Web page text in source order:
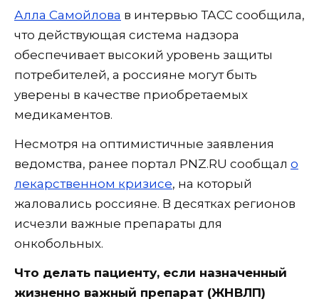
Алла Самойлова в интервью ТАСС сообщила,
что действующая система надзора
обеспечивает высокий уровень защиты
потребителей, а россияне могут быть
уверены в качестве приобретаемых
медикаментов.
Несмотря на оптимистичные заявления
ведомства, ранее портал PNZ.RU сообщал о
лекарственном кризисе, на который
жаловались россияне. В десятках регионов
исчезли важные препараты для
онкобольных.
Что делать пациенту, если назначенный
жизненно важный препарат (ЖНВЛП)